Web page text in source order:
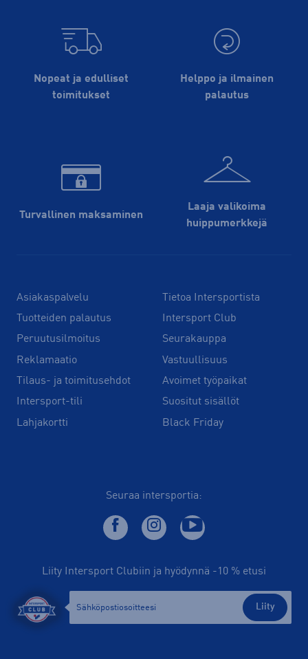
Nopeat ja edulliset
toimitukset
Helppo ja ilmainen
palautus
Turvallinen maksaminen
Laaja valikoima
huippu­merkkejä
Asiakaspalvelu
Tuotteiden palautus
Peruutusilmoitus
Reklamaatio
Tilaus- ja toimitusehdot
Intersport-tili
Lahjakortti
Tietoa Intersportista
Intersport Club
Seurakauppa
Vastuullisuus
Avoimet työpaikat
Suositut sisällöt
Black Friday
Seuraa intersportia:
Liity Intersport Clubiin ja hyödynnä -10 % etusi
Liity